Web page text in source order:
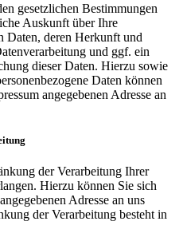
gesetzlichen Bestimmungen
Auskunft über Ihre
Daten, deren Herkunft und
und ggf. ein
dieser Daten. Hierzu sowie
Daten können
angegebenen Adresse an
der Verarbeitung Ihrer
Hierzu können Sie sich
Adresse an uns
der Verarbeitung besteht in